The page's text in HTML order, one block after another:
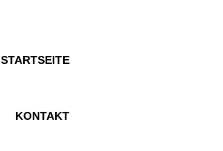
STARTSEITE
KONTAKT